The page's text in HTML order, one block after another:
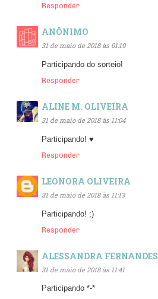
Responder
ANÔNIMO
31 de maio de 2018 às 01:19
Participando do sorteio!
Responder
ALINE M. OLIVEIRA
31 de maio de 2018 às 11:04
Participando! ♥
Responder
LEONORA OLIVEIRA
31 de maio de 2018 às 11:13
Participando! ;)
Responder
ALESSANDRA FERNANDES
31 de maio de 2018 às 11:41
Participando *-*